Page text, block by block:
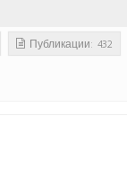
Публикации: 432